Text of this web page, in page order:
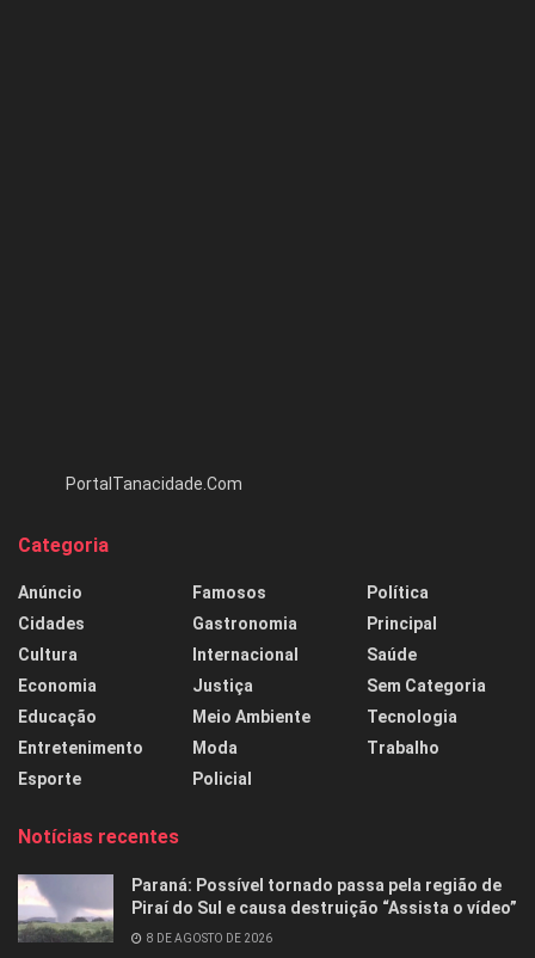
PortalTanacidade.Com
Categoria
Anúncio
Cidades
Cultura
Economia
Educação
Entretenimento
Esporte
Famosos
Gastronomia
Internacional
Justiça
Meio Ambiente
Moda
Policial
Política
Principal
Saúde
Sem Categoria
Tecnologia
Trabalho
Notícias recentes
Paraná: Possível tornado passa pela região de
Piraí do Sul e causa destruição “Assista o vídeo”
8 DE AGOSTO DE 2026